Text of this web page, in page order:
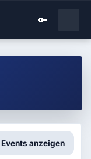
🔑
anzeigen